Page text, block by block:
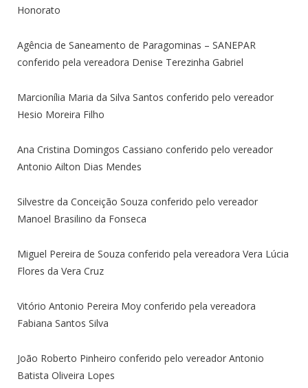
Honorato
Agência de Saneamento de Paragominas – SANEPAR
conferido pela vereadora Denise Terezinha Gabriel
Marcionília Maria da Silva Santos conferido pelo vereador
Hesio Moreira Filho
Ana Cristina Domingos Cassiano conferido pelo vereador
Antonio Ailton Dias Mendes
Silvestre da Conceição Souza conferido pelo vereador
Manoel Brasilino da Fonseca
Miguel Pereira de Souza conferido pela vereadora Vera Lúcia
Flores da Vera Cruz
Vitório Antonio Pereira Moy conferido pela vereadora
Fabiana Santos Silva
João Roberto Pinheiro conferido pelo vereador Antonio
Batista Oliveira Lopes